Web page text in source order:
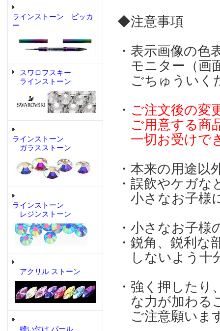
ラインストーン ピッカ
ー
スワロフスキー
ラインストーン
ラインストーン
ガラスストーン
ラインストーン
レジンストーン
アクリル ストーン
縫い付け パール
◆注意事項
・表示画像の
モニター（画
ごちゅういく
・ ご注文後の変
ご用意する商
一切お受けで
・本来の用途
・誤飲やケガ
小さなお子様
・小さなお子
・鋭角、鋭利
しないよう十
・強く押した
な力が加わる
ご注意願いま